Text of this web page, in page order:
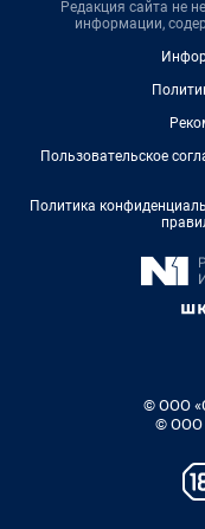
Редакция сайта не
информации,
Пользовательское
Политика
© ООО
© ООО